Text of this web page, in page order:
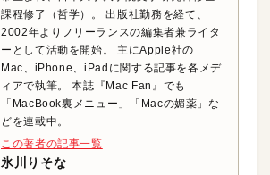
課程修了（哲学）。 出版社勤務を経て、
2002年よりフリーランスの編集者兼ライタ
ーとして活動を開始。 主にApple社の
Mac、iPhone、iPadに関する記事を各メデ
ィアで執筆。 本誌『Mac Fan』でも
「MacBook裏メニュー」「Macの媚薬」な
どを連載中。
この著者の記事一覧
氷川りそな